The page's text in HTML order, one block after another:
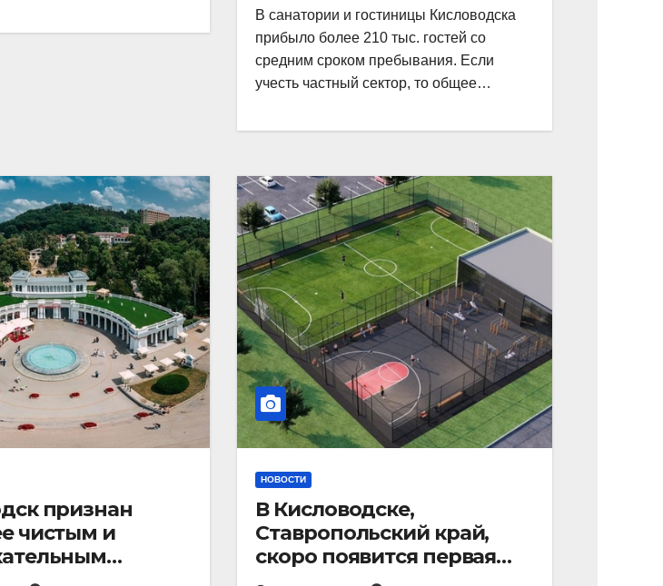
В санатории и гостиницы Кисловодска
прибыло более 210 тыс. гостей со
средним сроком пребывания. Если
учесть частный сектор, то общее…
признан
чистым и
городом в
НОВОСТИ
В Кисловодске,
Ставропольский край,
скоро появится первая
«умная площадка».